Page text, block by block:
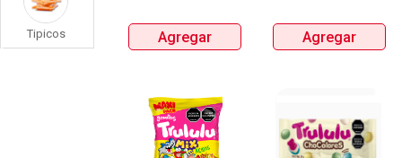
Tipicos Agregar Agregar